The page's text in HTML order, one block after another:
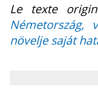
Le texte
Németország,
növelje saját